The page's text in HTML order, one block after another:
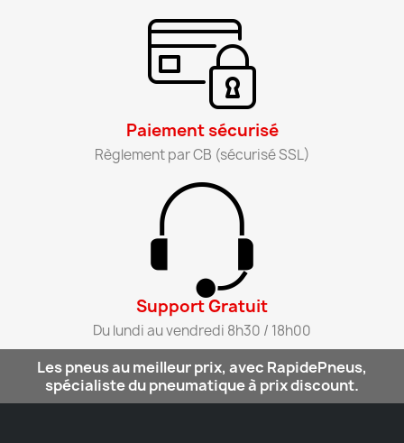
Paiement sécurisé​
Règlement par CB (sécurisé SSL)​
Support Gratuit​
Du lundi au vendredi 8h30 / 18h00​
Les pneus au meilleur prix, avec RapidePneus,
spécialiste du pneumatique à prix discount.